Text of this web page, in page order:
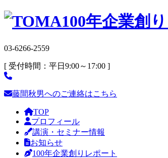
03-6266-2559
[ 受付時間：平日9:00～17:00 ]
藤間秋男へのご連絡はこちら
TOP
プロフィール
講演・セミナー情報
お知らせ
100年企業創りレポート